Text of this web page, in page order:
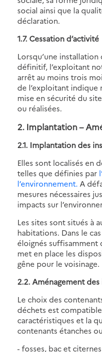
social ainsi que la
déclaration.
1.7. Cessation d’activité
Lorsqu’une installation
définitif, l’exploitant
arrêt au moins trois
de l’exploitant indique
mise en sécurité du
ou réalisées.
2. Implantation –
2.1. Implantation des
Elles sont localisés en
telles que définies par
l’environnement. A
mesures nécessaires
impacts sur
Les sites sont situés à
habitations. Dans le
éloignés suffisamment
met en place les
gêne pour le voisinage.
2.2. Aménagement
Le choix des
déchets est
caractéristiques et la
contenants étanches
- fosses, bac et